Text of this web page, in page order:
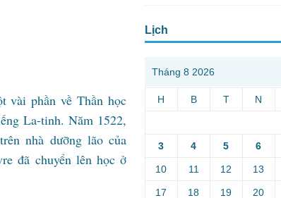
vài phần về Thần học
La-tinh. Năm 1522,
nhà dưỡng lão của
đã chuyển lên học ở
Lịch
Tháng 8 2026
H B T N
3 4 5 6
10 11 12 13
17 18 19 20